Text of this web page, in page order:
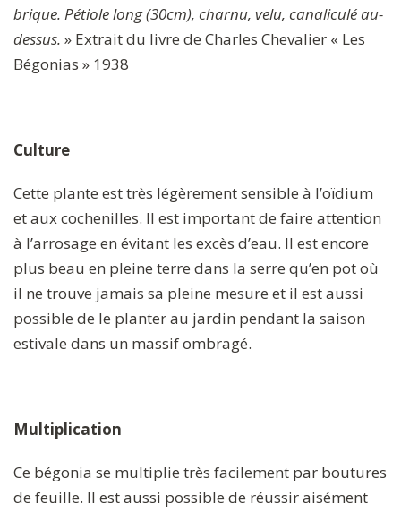
brique. Pétiole long (30cm), charnu, velu, canaliculé au-
dessus. » Extrait du livre de Charles Chevalier « Les
Bégonias » 1938
Culture
Cette plante est très légèrement sensible à l’oïdium
et aux cochenilles. Il est important de faire attention
à l’arrosage en évitant les excès d’eau. Il est encore
plus beau en pleine terre dans la serre qu’en pot où
il ne trouve jamais sa pleine mesure et il est aussi
possible de le planter au jardin pendant la saison
estivale dans un massif ombragé.
Multiplication
Ce bégonia se multiplie très facilement par boutures
de feuille. Il est aussi possible de réussir aisément